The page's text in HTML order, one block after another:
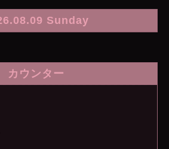
Sunday
カウンター